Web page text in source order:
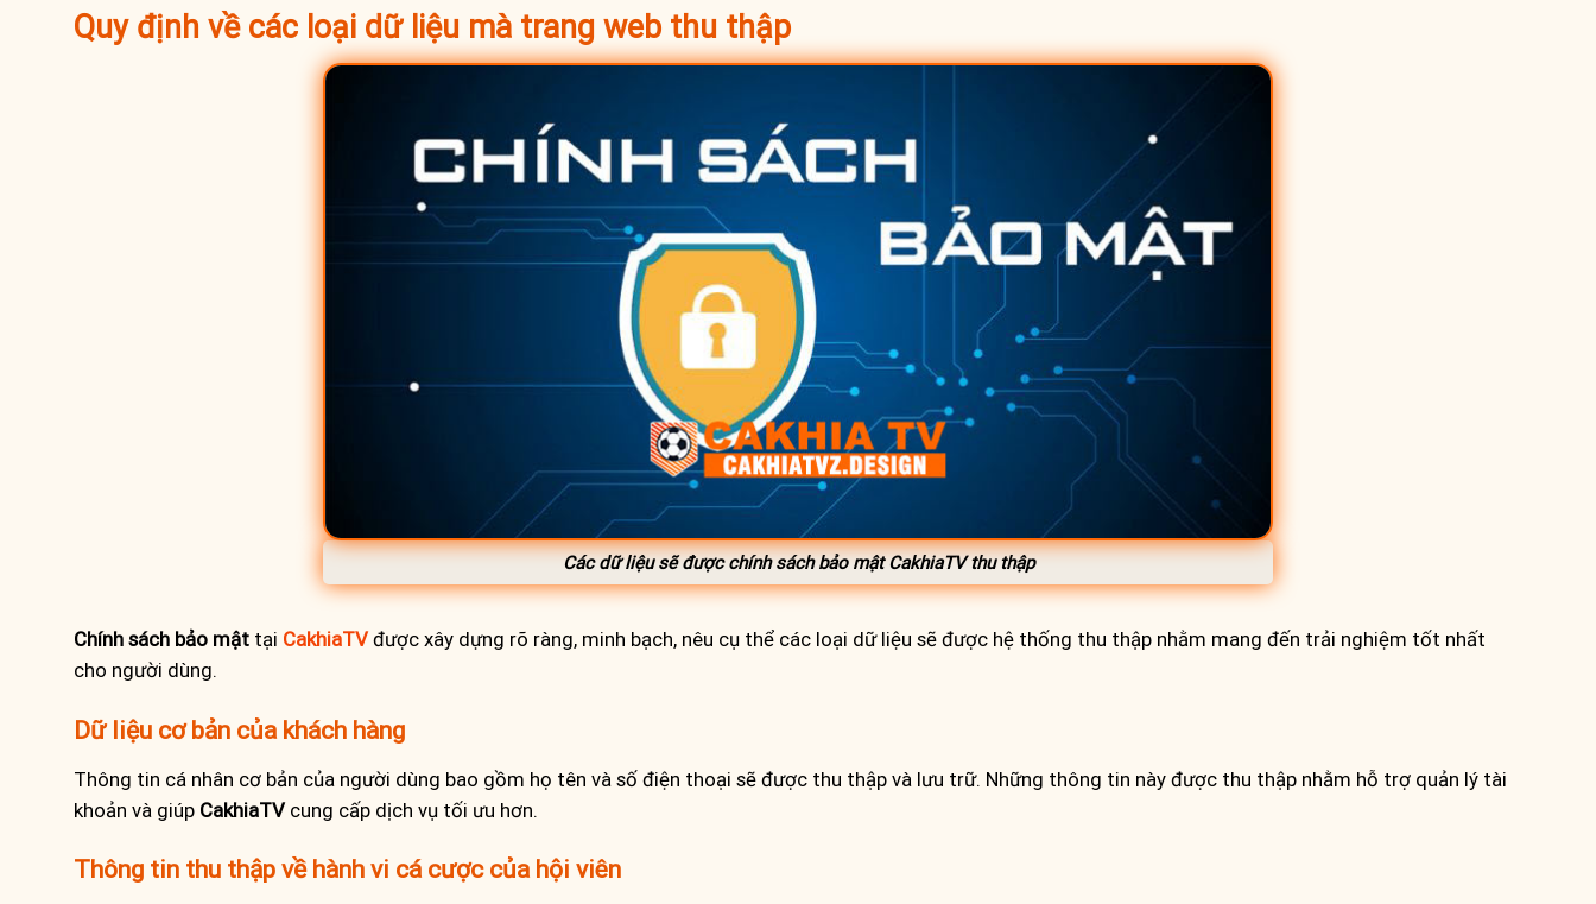
Quy định về các loại dữ liệu mà trang web thu thập
Các dữ liệu sẽ được chính sách bảo mật CakhiaTV thu thập
Chính sách bảo mật tại CakhiaTVđược xây dựng rõ ràng, minh bạch, nêu cụ thể các loại dữ liệu sẽ được hệ thống thu thập nhằm mang đến trải nghiệm tốt nhất
cho người dùng.
Dữ liệu cơ bản của khách hàng
Thông tin cá nhân cơ bản của người dùng bao gồm họ tên và số điện thoại sẽ được thu thập và lưu trữ. Những thông tin này được thu thập nhằm hỗ trợ quản lý tài
khoản và giúp CakhiaTVcung cấp dịch vụ tối ưu hơn.
Thông tin thu thập về hành vi cá cược của hội viên